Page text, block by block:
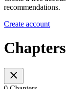
recommendations.
Create account
Chapters